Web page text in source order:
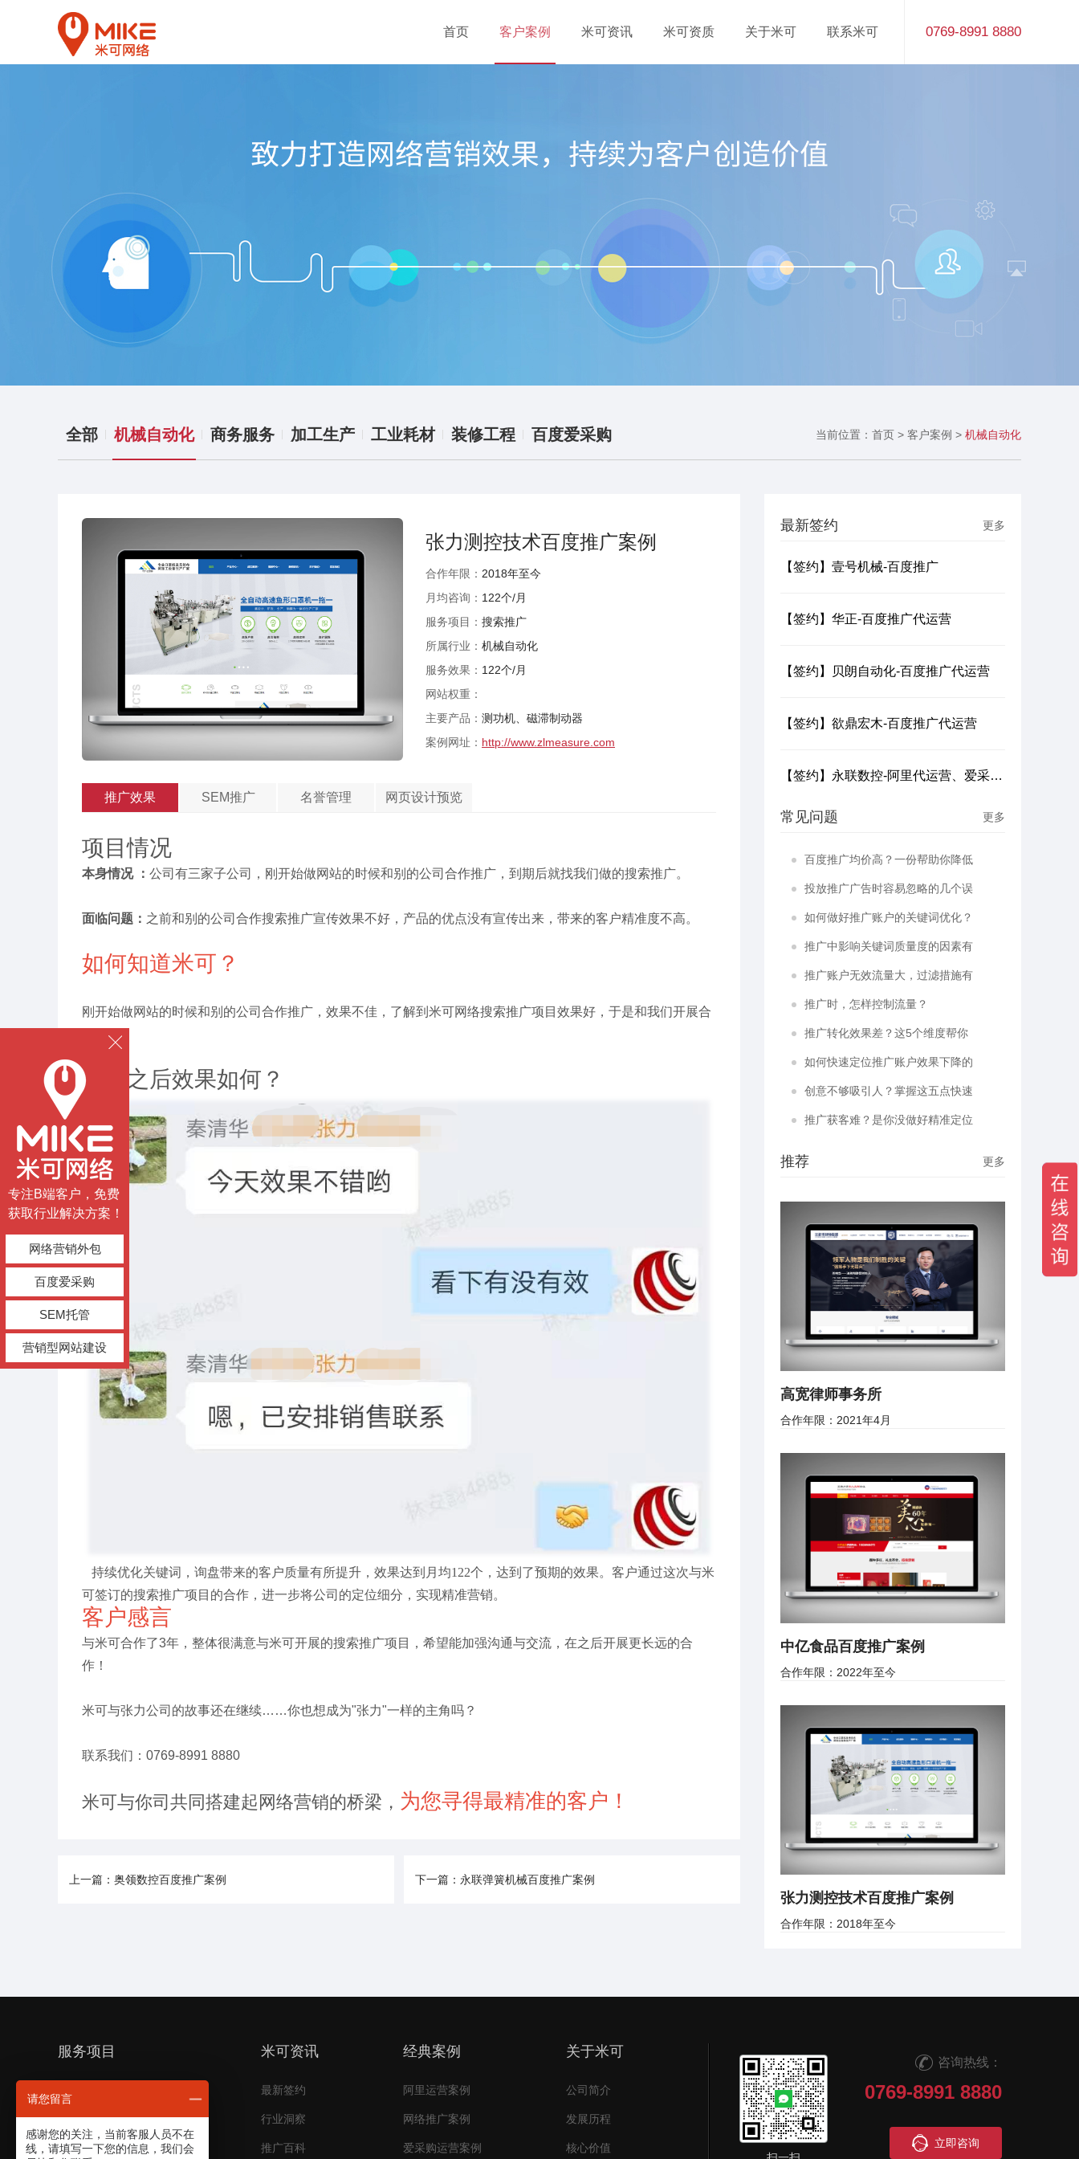
0769-8991 8880
首页 客户案例 米可资讯 米可资质 关于米可 联系米可
全部 机械自动化 商务服务 加工生产 工业耗材 装修工程 百度爱采购 当前位置： 首页 > 客户案例 > 机械自动化
张力测控技术百度推广案例
合作年限： 2018年至今
月均咨询： 122个/月
服务项目： 搜索推广
所属行业： 机械自动化
服务效果： 122个/月
网站权重：
主要产品： 测功机、磁滞制动器
案例网址： http://www.zlmeasure.com
推广效果 SEM推广 名誉管理 网页设计预览
项目情况
本身情况 ： 公司有三家子公司，刚开始做网站的时候和别的公司合作推广，到期后就找我们做的搜索推广。
面临问题： 之前和别的公司合作搜索推广宣传效果不好，产品的优点没有宣传出来，带来的客户精准度不高。
如何知道米可？
刚开始做网站的时候和别的公司合作推广，效果不佳，了解到米可网络搜索推广项目效果好，于是和我们开展合
合作之后效果如何？
持续优化关键词，询盘带来的客户质量有所提升，效果达到月均122个 ，达到了预期的效果。客户通过这次与米
可签订的搜索推广项目的合作， 进一步将公司的定位细分，实现精准营销。
客户感言
与米可合作了3年， 整体很满意与米可开展的搜索推广项目，希望能加强沟通与交流，在之后开展更长远的合
作！
米可与张力公司的故事还在继续……你也想成为"张力"一样的主角吗？
联系我们：0769-8991 8880
米可与你司共同搭建起网络营销的桥梁， 为您寻得最精准的客户！
上一篇：奥领数控百度推广案例 下一篇：永联弹簧机械百度推广案例
更多
最新签约
【签约】壹号机械-百度推广
【签约】华正-百度推广代运营
【签约】贝朗自动化-百度推广代运营
【签约】欲鼎宏木-百度推广代运营
【签约】永联数控-阿里代运营、爱采购、推广代运营
更多
常见问题
百度推广均价高？一份帮助你降低
推广均价的优化方案
投放推广广告时容易忽略的几个误
区，你中了几个？
如何做好推广账户的关键词优化？
推广中影响关键词质量度的因素有
哪些？
推广账户无效流量大，过滤措施有
哪些？
推广时，怎样控制流量？
推广转化效果差？这5个维度帮你
快速排查出问题
如何快速定位推广账户效果下降的
原因？
创意不够吸引人？掌握这五点快速
提高点击
推广获客难？是你没做好精准定位
更多
推荐
高宽律师事务所
合作年限：2021年4月
中亿食品百度推广案例
合作年限：2022年至今
张力测控技术百度推广案例
合作年限：2018年至今
专注B端客户，免费
获取行业解决方案！
网络营销外包
百度爱采购
SEM托管
营销型网站建设
服务项目
阿里托管运营
网络推广外包
米可资讯
最新签约
行业洞察
推广百科
经典案例
阿里运营案例
网络推广案例
爱采购运营案例
关于米可
公司简介
发展历程
核心价值
咨询热线：
0769-8991 8880
立即咨询
请您留言
感谢您的关注，当前客服人员不在
线，请填写一下您的信息，我们会